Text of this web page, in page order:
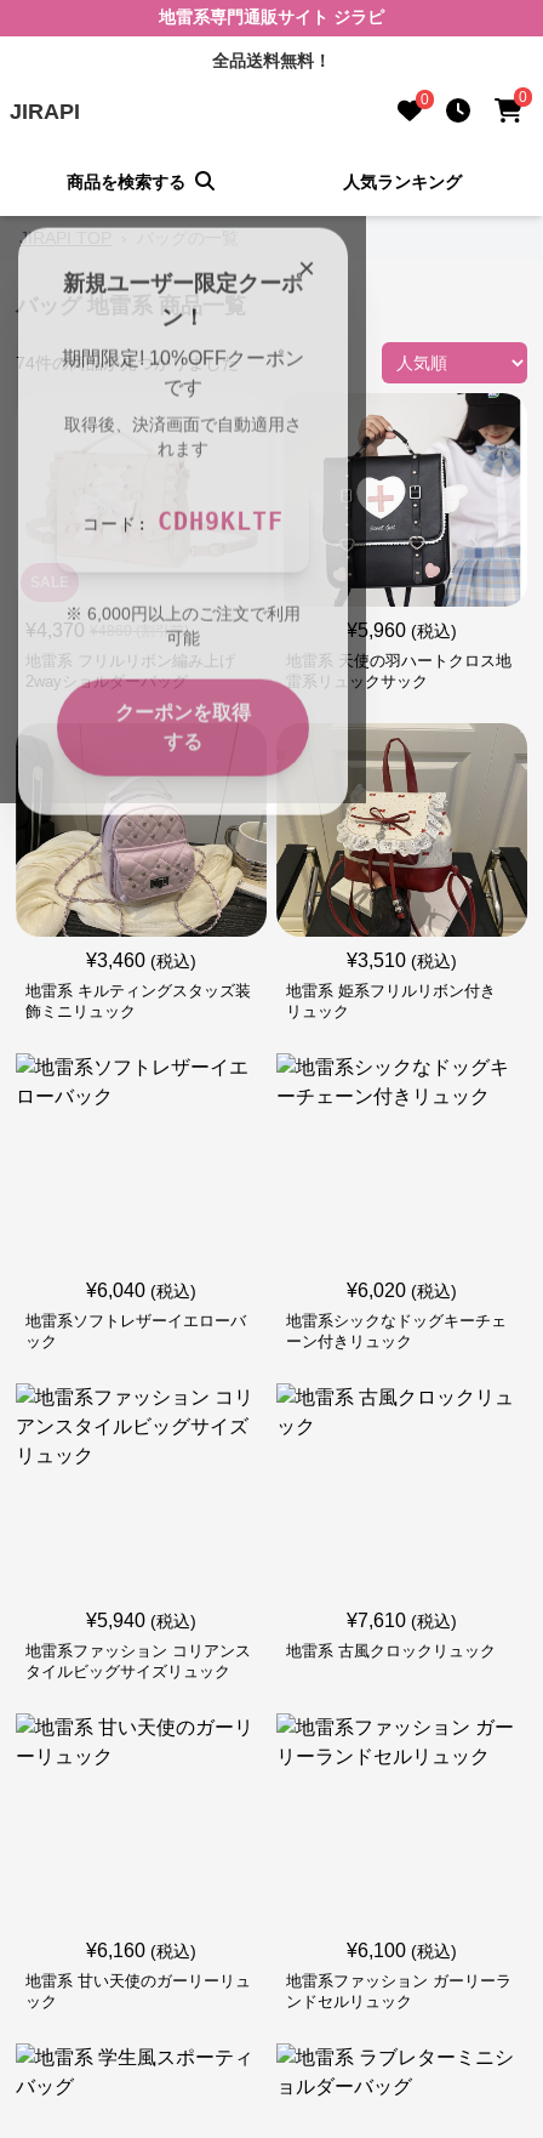
地雷系専門通販サイト ジラピ
全品送料無料！
JIRAPI 0 0
商品を検索する 人気ランキング
×
新規ユーザー限定クーポ
ン！
期間限定! 10%OFFクーポン
です
取得後、決済画面で自動適用さ
れます
CDH9KLTF
円以上のご注文で利用
可能
クーポンを取得
する
JIRAPI TOP
バッグ 地雷系 商品一覧
74件の商品が見つかりました
SALE
¥4,370 (割引前)
地雷系 フリルリボン編み上げ
2wayショルダーバッグ
¥5,960 (税込)
地雷系 天使の羽ハートクロス地
雷系リュックサック
¥3,460 (税込)
地雷系 キルティングスタッズ装
飾ミニリュック
¥3,510 (税込)
地雷系 姫系フリルリボン付き
リュック
¥6,040 (税込)
地雷系ソフトレザーイエローバ
ック
¥6,020 (税込)
地雷系シックなドッグキーチェ
ーン付きリュック
¥5,940 (税込)
地雷系ファッション コリアンス
タイルビッグサイズリュック
¥7,610 (税込)
地雷系 古風クロックリュック
¥6,160 (税込)
地雷系 甘い天使のガーリーリュ
ック
¥6,100 (税込)
地雷系ファッション ガーリーラ
ンドセルリュック